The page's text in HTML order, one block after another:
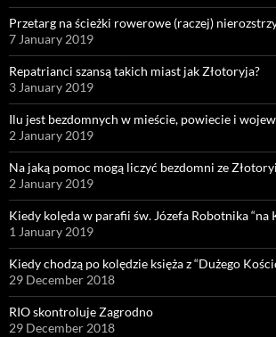
Przetarg na ścieżki rowerowe (raczej)
7 January 2019
Repatrianci szansą takich miast jak Złotoryja?
3 January 2019
Ilu jest bezdomnych w mieście, powiecie i
2 January 2019
Na jaką pomoc mogą liczyć bezdomni ze
2 January 2019
Kiedy kolęda w parafii św. Józefa Robotnika “na
1 January 2019
Kiedy chodzą po kolędzie księża z “Dużego
29 December 2018
RIO skontroluje Zagrodno
29 December 2018